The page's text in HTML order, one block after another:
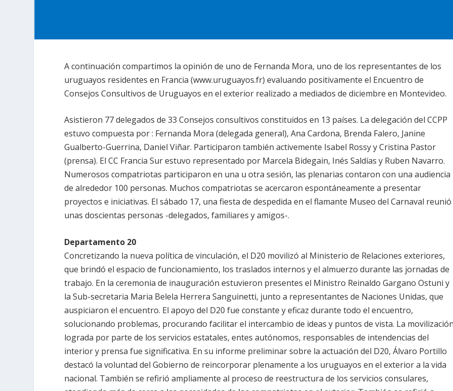
A continuación compartimos la opinión de uno de Fernanda Mora, uno de los representantes de los
uruguayos residentes en Francia (www.uruguayos.fr) evaluando positivamente el Encuentro de
Consejos Consultivos de Uruguayos en el exterior realizado a mediados de diciembre en Montevideo.
Asistieron 77 delegados de 33 Consejos consultivos constituidos en 13 países. La delegación del CCPP
estuvo compuesta por : Fernanda Mora (delegada general), Ana Cardona, Brenda Falero, Janine
Gualberto-Guerrina, Daniel Viñar. Participaron también activemente Isabel Rossy y Cristina Pastor
(prensa). El CC Francia Sur estuvo representado por Marcela Bidegain, Inés Saldías y Ruben Navarro.
Numerosos compatriotas participaron en una u otra sesión, las plenarias contaron con una audiencia
de alrededor 100 personas. Muchos compatriotas se acercaron espontáneamente a presentar
proyectos e iniciativas. El sábado 17, una fiesta de despedida en el flamante Museo del Carnaval reunió
unas doscientas personas -delegados, familiares y amigos-.
Departamento 20
Concretizando la nueva política de vinculación, el D20 movilizó al Ministerio de Relaciones exteriores,
que brindó el espacio de funcionamiento, los traslados internos y el almuerzo durante las jornadas de
trabajo. En la ceremonia de inauguración estuvieron presentes el Ministro Reinaldo Gargano Ostuni y
la Sub-secretaria Maria Belela Herrera Sanguinetti, junto a representantes de Naciones Unidas, que
auspiciaron el encuentro. El apoyo del D20 fue constante y eficaz durante todo el encuentro,
solucionando problemas, procurando facilitar el intercambio de ideas y puntos de vista. La
lograda por parte de los servicios estatales, entes autónomos, responsables de intendencias del
interior y prensa fue significativa. En su informe preliminar sobre la actuación del D20, Álvaro Portillo
destacó la voluntad del Gobierno de reincorporar plenamente a los uruguayos en el exterior a la vida
nacional. También se refirió ampliamente al proceso de reestructura de los servicios consulares,